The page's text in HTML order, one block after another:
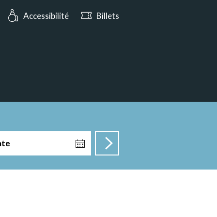
aujourd’hui jusqu’à 17:00
Accessibilité Billets